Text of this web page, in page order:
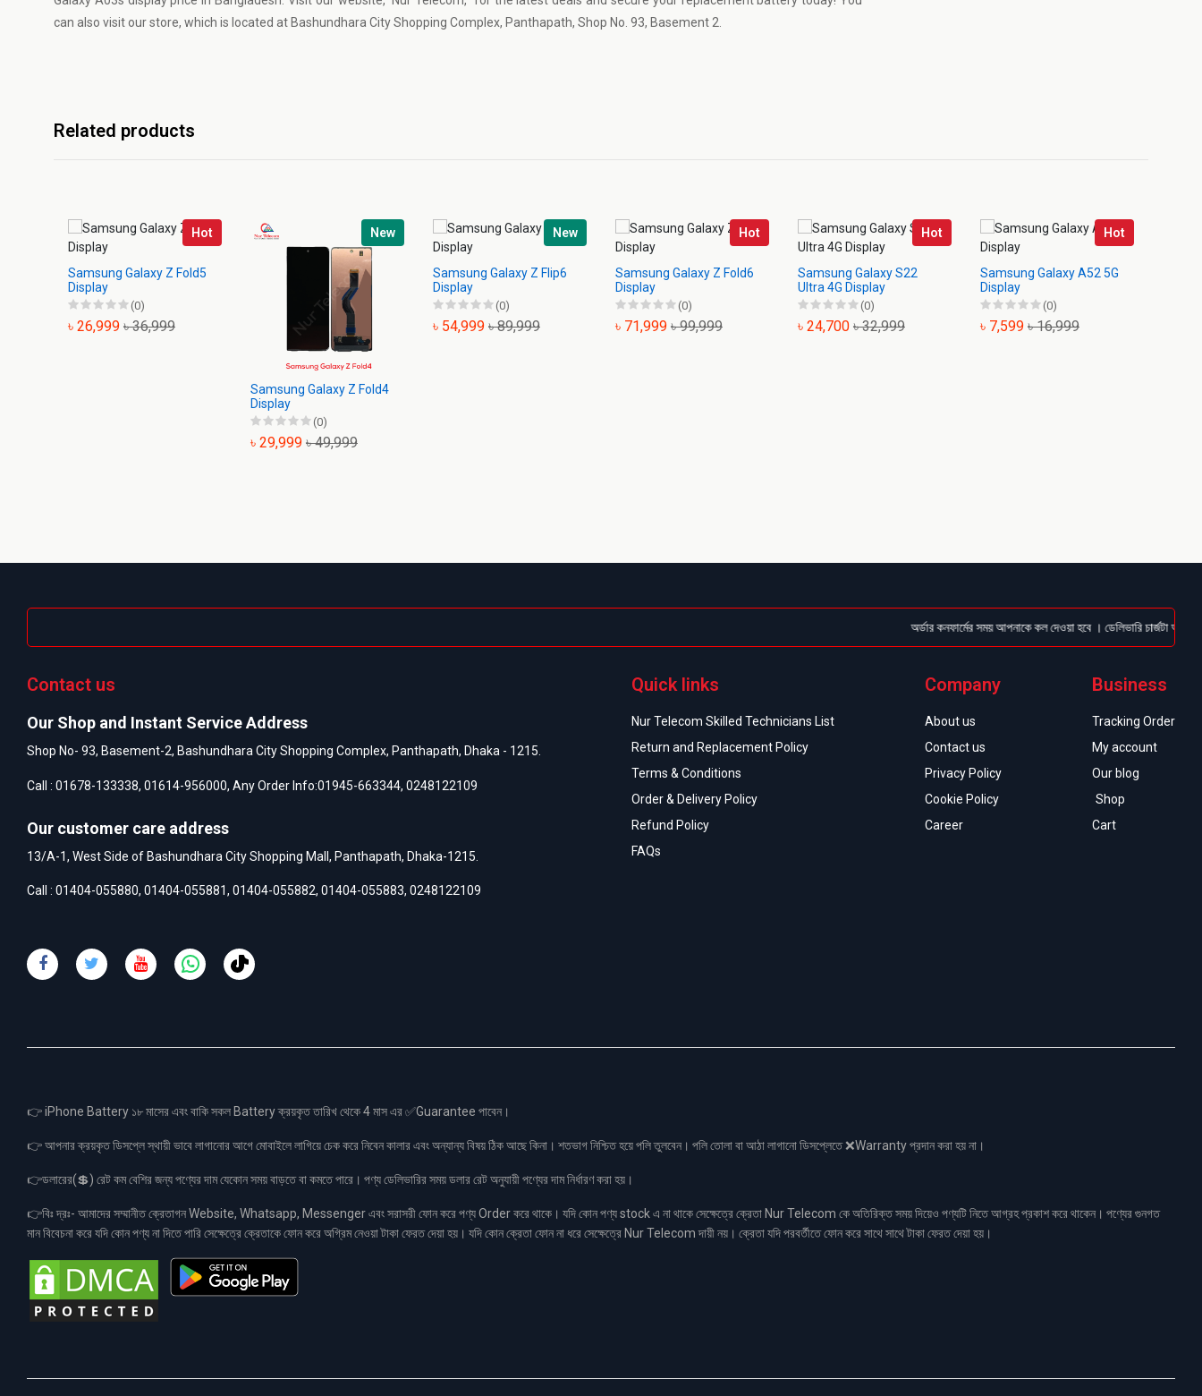
can also visit our store, which is located at Bashundhara City Shopping Complex, Panthapath, Shop No. 93, Basement 2.
Related products
Hot
Samsung Galaxy Z Fold5
Display
(0)
৳ 26,999 ৳ 36,999
New
Samsung Galaxy Z Fold4
Display
(0)
৳ 29,999 ৳ 49,999
New
Samsung Galaxy Z Flip6
Display
(0)
৳ 54,999 ৳ 89,999
Hot
Samsung Galaxy Z Fold6
Display
(0)
৳ 71,999 ৳ 99,999
Hot
Samsung Galaxy S22
Ultra 4G Display
(0)
৳ 24,700 ৳ 32,999
Hot
Samsung Galaxy A52 5G
Display
(0)
৳ 7,599 ৳ 16,999
অর্ডার কনফার্মের সময় আপনাকে কল দেওয়া হবে । ডেলিভারি চার্জটা
Contact us
Our Shop and Instant Service Address
Shop No- 93, Basement-2, Bashundhara City Shopping Complex, Panthapath, Dhaka - 1215.
Call : 01678-133338, 01614-956000, Any Order Info:01945-663344, 0248122109
Our customer care address
13/A-1, West Side of Bashundhara City Shopping Mall, Panthapath, Dhaka-1215.
Call : 01404-055880, 01404-055881, 01404-055882, 01404-055883, 0248122109
Quick links
Nur Telecom Skilled Technicians List
Return and Replacement Policy
Terms & Conditions
Order & Delivery Policy
Refund Policy
FAQs
Company
About us
Contact us
Privacy Policy
Cookie Policy
Career
Business
Tracking Order
My account
Our blog
Shop
Cart
👉 iPhone Battery ১৮ মাসের এবং বাকি সকল Battery ক্রয়কৃত তারিখ থেকে 4 মাস এর ✅Guarantee পাবেন।
👉 আপনার ক্রয়কৃত ডিসপ্লে স্থায়ী ভাবে লাগানোর আগে মোবাইলে লাগিয়ে চেক করে নিবেন কালার এবং অন্যান্য বিষয় ঠিক আছে কিনা। শতভাগ নিশ্চিত হয়ে পলি তুলবেন। পলি তোলা বা আঠা লাগানো ডিসপ্লেতে ❌Warranty প্রদান করা হয় না।
👉ডলারের(💲) রেট কম বেশির জন্য পণ্যের দাম যেকোন সময় বাড়তে বা কমতে পারে। পণ্য ডেলিভারির সময় ডলার রেট অনুযায়ী পণ্যের দাম নির্ধারণ করা হয়।
👉বিঃ দ্রঃ- আমাদের সম্মানীত ক্রেতাগন Website, Whatsapp, Messenger এবং সরাসরী ফোন করে পণ্য Order করে থাকে। যদি কোন পণ্য stock এ না থাকে সেক্ষেত্রে ক্রেতা Nur Telecom কে অতিরিক্ত সময় দিয়েও পণ্যটি নিতে আগ্রহ প্রকাশ করে থাকেন। পণ্যের গুনগত
মান বিবেচনা করে যদি কোন পণ্য না দিতে পারি সেক্ষেত্রে ক্রেতাকে ফোন করে অগ্রিম নেওয়া টাকা ফেরত দেয়া হয়। যদি কোন ক্রেতা ফোন না ধরে সেক্ষেত্রে Nur Telecom দায়ী নয়। ক্রেতা যদি পরবর্তীতে ফোন করে সাথে সাথে টাকা ফেরত দেয়া হয়।